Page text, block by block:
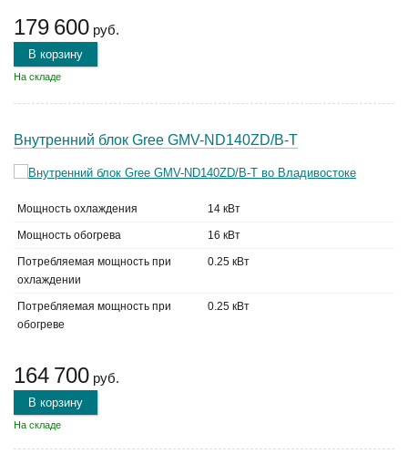
179 600 руб.
В корзину
На складе
Внутренний блок Gree GMV-ND140ZD/B-T
Мощность охлаждения 14 кВт
Мощность обогрева 16 кВт
Потребляемая мощность при
охлаждении
0.25 кВт
Потребляемая мощность при
обогреве
0.25 кВт
164 700 руб.
В корзину
На складе